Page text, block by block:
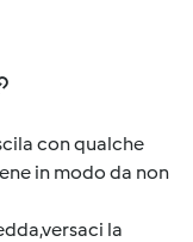
con qualche
in modo da non
la